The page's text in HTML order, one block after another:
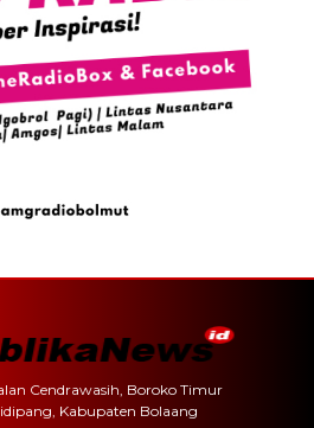
Cendrawasih, Boroko Timur
Kabupaten Bolaang